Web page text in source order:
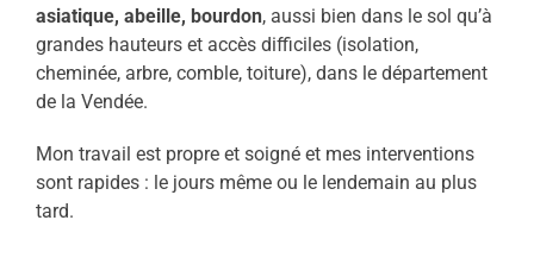
asiatique, abeille, bourdon, aussi bien dans le sol qu’à
grandes hauteurs et accès difficiles (isolation,
cheminée, arbre, comble, toiture), dans le département
de la Vendée.
Mon travail est propre et soigné et mes interventions
sont rapides : le jours même ou le lendemain au plus
tard.